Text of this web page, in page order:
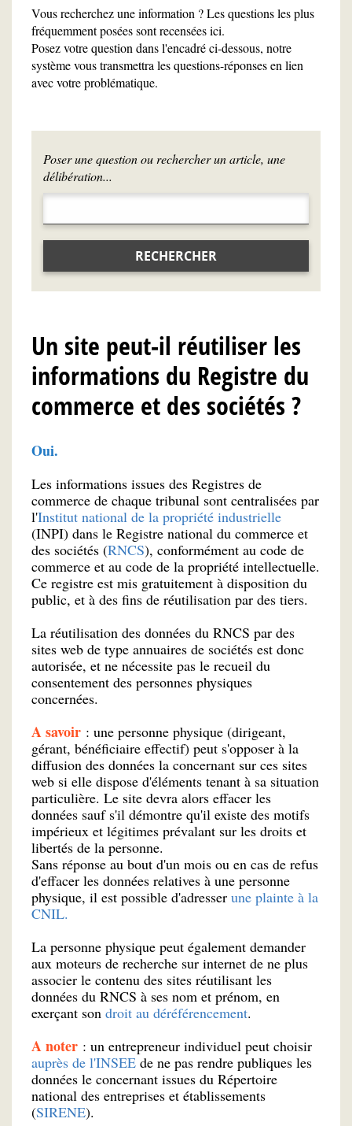
Vous recherchez une information ? Les questions les plus
fréquemment posées sont recensées ici.
Posez votre question dans l'encadré ci-dessous, notre
système vous transmettra les questions-réponses en lien
avec votre problématique.
Poser une question ou rechercher un article, une
délibération...
RECHERCHER
Un site peut-il réutiliser les
informations du Registre du
commerce et des sociétés ?
Oui.
Les informations issues des Registres de
commerce de chaque tribunal sont centralisées par
l'Institut national de la propriété industrielle
(INPI) dans le Registre national du commerce et
des sociétés (RNCS), conformément au code de
commerce et au code de la propriété intellectuelle.
Ce registre est mis gratuitement à disposition du
public, et à des fins de réutilisation par des tiers.
La réutilisation des données du RNCS par des
sites web de type annuaires de sociétés est donc
autorisée, et ne nécessite pas le recueil du
consentement des personnes physiques
concernées.
A savoir : une personne physique (dirigeant,
gérant, bénéficiaire effectif) peut s'opposer à la
diffusion des données la concernant sur ces sites
web si elle dispose d'éléments tenant à sa situation
particulière. Le site devra alors effacer les
données sauf s'il démontre qu'il existe des motifs
impérieux et légitimes prévalant sur les droits et
libertés de la personne.
Sans réponse au bout d'un mois ou en cas de refus
d'effacer les données relatives à une personne
physique, il est possible d'adresser une plainte à la
CNIL.
La personne physique peut également demander
aux moteurs de recherche sur internet de ne plus
associer le contenu des sites réutilisant les
données du RNCS à ses nom et prénom, en
exerçant son droit au déréférencement.
A noter : un entrepreneur individuel peut choisir
auprès de l'INSEE de ne pas rendre publiques les
données le concernant issues du Répertoire
national des entreprises et établissements
(SIRENE).